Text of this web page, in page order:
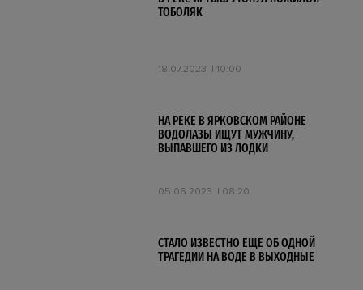
ТОБОЛЯК
18.07.2023 10:00
НА РЕКЕ В ЯРКОВСКОМ РАЙОНЕ
ВОДОЛАЗЫ ИЩУТ МУЖЧИНУ,
ВЫПАВШЕГО ИЗ ЛОДКИ
05.06.2023 08:20
СТАЛО ИЗВЕСТНО ЕЩЕ ОБ ОДНОЙ
ТРАГЕДИИ НА ВОДЕ В ВЫХОДНЫЕ